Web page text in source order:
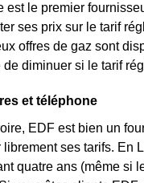
est le premier
ses prix sur le tarif
offres de gaz sont
diminuer si le tarif
et téléphone
EDF est bien un
ses tarifs. En
quatre ans (même si